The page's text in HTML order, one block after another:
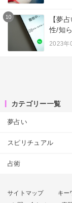
10
【夢
性/知
2023年
カテゴリー一覧
夢占い
スピリチュアル
占術
サイトマップ キー